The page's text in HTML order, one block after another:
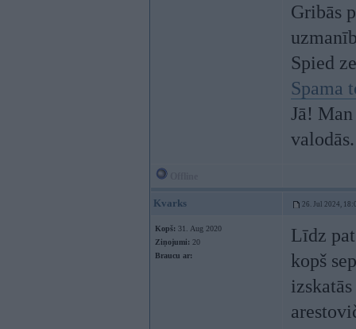
Gribās
Spied
Spama
Jā!
valodās.
Kvarks 26. Jul 2024,
Kopš: 31. Aug 2020
Ziņojumi: 20
Braucu ar:
Līdz
kopš